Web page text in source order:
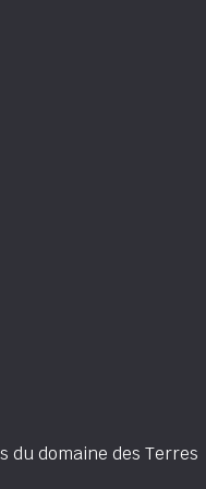
du domaine des Terres